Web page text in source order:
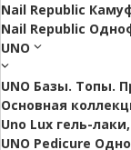
Nail Republic
Nail Republic
UNO
UNO Базы. Топы.
Основная
Uno Lux гель-
UNO Pedicure